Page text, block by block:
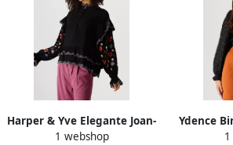
Harper & Yve Elegante Joan-
Ls Zwarte Blouse Black
1 webshop
Ydence